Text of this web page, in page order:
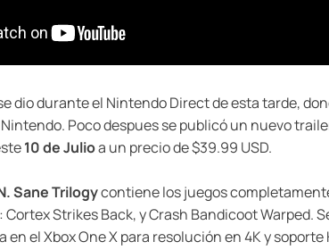
dio durante el Nintendo Direct de esta tarde,
Poco despues se publicó un nuevo
10 de Julioa un precio de $39.99 USD.
Sane Trilogycontiene los juegos
Strikes Back, y Crash Bandicoot Warped.
el Xbox One X para resolución en 4K y soporte